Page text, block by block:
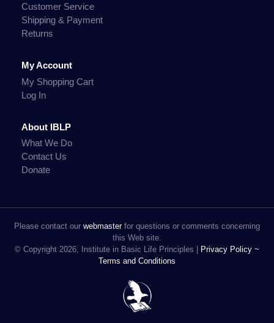
Customer Service
Shipping & Payment
Returns
My Account
My Shopping Cart
Log In
About IBLP
What We Do
Contact Us
Donate
Please contact our webmasterfor questions or comments concerning
this Web site.
© Copyright 2026, Institute in Basic Life Principles |
Privacy Policy ~
Terms and Conditions